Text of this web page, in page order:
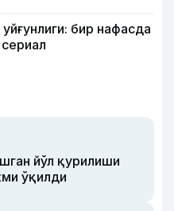
бир нафасда
йўл қурилиши
ўқилди